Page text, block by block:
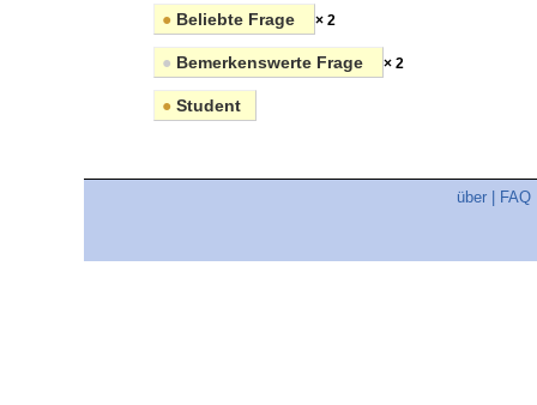
● Beliebte Frage × 2
● Bemerkenswerte Frage × 2
● Student
über FAQ